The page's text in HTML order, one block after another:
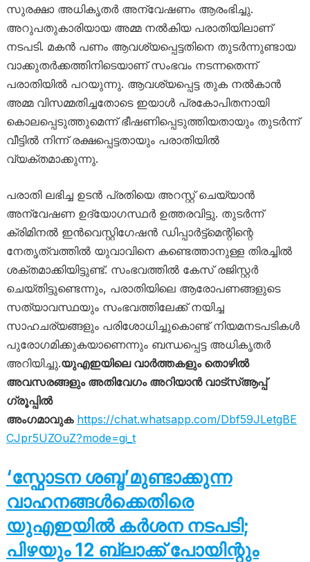
സുരക്ഷാ അധികൃതർ അന്വേഷണം ആരംഭിച്ചു.
അറുപതുകാരിയായ അമ്മ നൽകിയ പരാതിയിലാണ്
നടപടി. മകൻ പണം ആവശ്യപ്പെട്ടതിനെ തുടർന്നുണ്ടായ
വാക്കുതർക്കത്തിനിടെയാണ് സംഭവം നടന്നതെന്ന്
പരാതിയിൽ പറയുന്നു. ആവശ്യപ്പെട്ട തുക നൽകാൻ
അമ്മ വിസമ്മതിച്ചതോടെ ഇയാൾ പ്രകോപിതനായി
കൊലപ്പെടുത്തുമെന്ന് ഭീഷണിപ്പെടുത്തിയതായും തുടർന്ന്
വീട്ടിൽ നിന്ന് രക്ഷപ്പെട്ടതായും പരാതിയിൽ
വ്യക്തമാക്കുന്നു.
പരാതി ലഭിച്ച ഉടൻ പ്രതിയെ അറസ്റ്റ് ചെയ്യാൻ
അന്വേഷണ ഉദ്യോഗസ്ഥർ ഉത്തരവിട്ടു. തുടർന്ന്
ക്രിമിനൽ ഇൻവെസ്റ്റിഗേഷൻ ഡിപ്പാർട്ട്‌മെന്റിന്റെ
നേതൃത്വത്തിൽ യുവാവിനെ കണ്ടെത്താനുള്ള തിരച്ചിൽ
ശക്തമാക്കിയിട്ടുണ്ട്. സംഭവത്തിൽ കേസ് രജിസ്റ്റർ
ചെയ്തിട്ടുണ്ടെന്നും, പരാതിയിലെ ആരോപണങ്ങളുടെ
സത്യാവസ്ഥയും സംഭവത്തിലേക്ക് നയിച്ച
സാഹചര്യങ്ങളും പരിശോധിച്ചുകൊണ്ട് നിയമനടപടികൾ
പുരോഗമിക്കുകയാണെന്നും ബന്ധപ്പെട്ട അധികൃതർ
അറിയിച്ചു.യുഎഇയിലെ വാർത്തകളും തൊഴിൽ
അവസരങ്ങളും അതിവേഗം അറിയാൻ വാട്സ്ആപ്പ്
ഗ്രൂപ്പിൽ
അംഗമാവുക https://chat.whatsapp.com/Dbf59JLetgBE
CJpr5UZOuZ?mode=gi_t
‘സ്ഫോടന ശബ്ദ’മുണ്ടാക്കുന്ന
വാഹനങ്ങൾക്കെതിരെ
യുഎഇയിൽ കർശന നടപടി;
പിഴയും 12 ബ്ലാക്ക് പോയിന്റും